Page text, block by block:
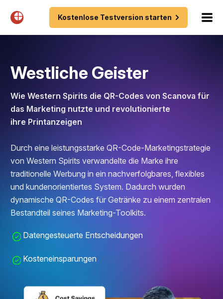
Kostenlose Testversion starten
Westliche Geister
Wie Western Spirits die QR-Codes von Scanova für
das Marketing nutzte und revolutionierte
ihre Printanzeigen
Durch eine leistungsstarke QR-Code-Marketingstrategie
von Western Spirits verwandelte die Marke ihre
traditionelle Werbung in ein nachverfolgbares, flexibles
und kundenorientiertes System. Dadurch wurden
dynamische QR-Codes für Getränke zu einem zentralen
Bestandteil seines Marketing-Toolkits.
Datengesteuerte Entscheidungen
Kosteneinsparungen